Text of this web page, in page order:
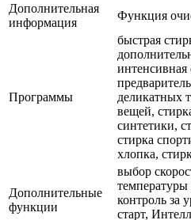
Дополнительная
информация
Функция
Программы
быстрая
деликатных
вещей,
синтетики,
стирка
хлопка,
Дополнительные
функции
выбор
температуры
контроль за
старт,